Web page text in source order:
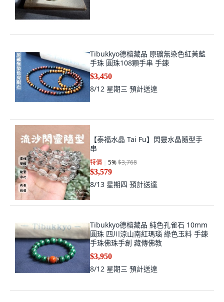
Tibukkyo德榕藏品 原礦無染色紅黃藍
手珠 圓珠108顆手串 手鍊
$3,450
8/12 星期三 預計送達
【泰福水晶 Tai Fu】閃靈水晶隨型手
串
特價 5%$3,768
$3,579
8/13 星期四 預計送達
Tibukkyo德榕藏品 純色孔雀石 10mm
圓珠 四川涼山南紅瑪瑙 綠色玉料 手鍊
手珠佛珠手創 藏傳佛教
$3,950
8/12 星期三 預計送達